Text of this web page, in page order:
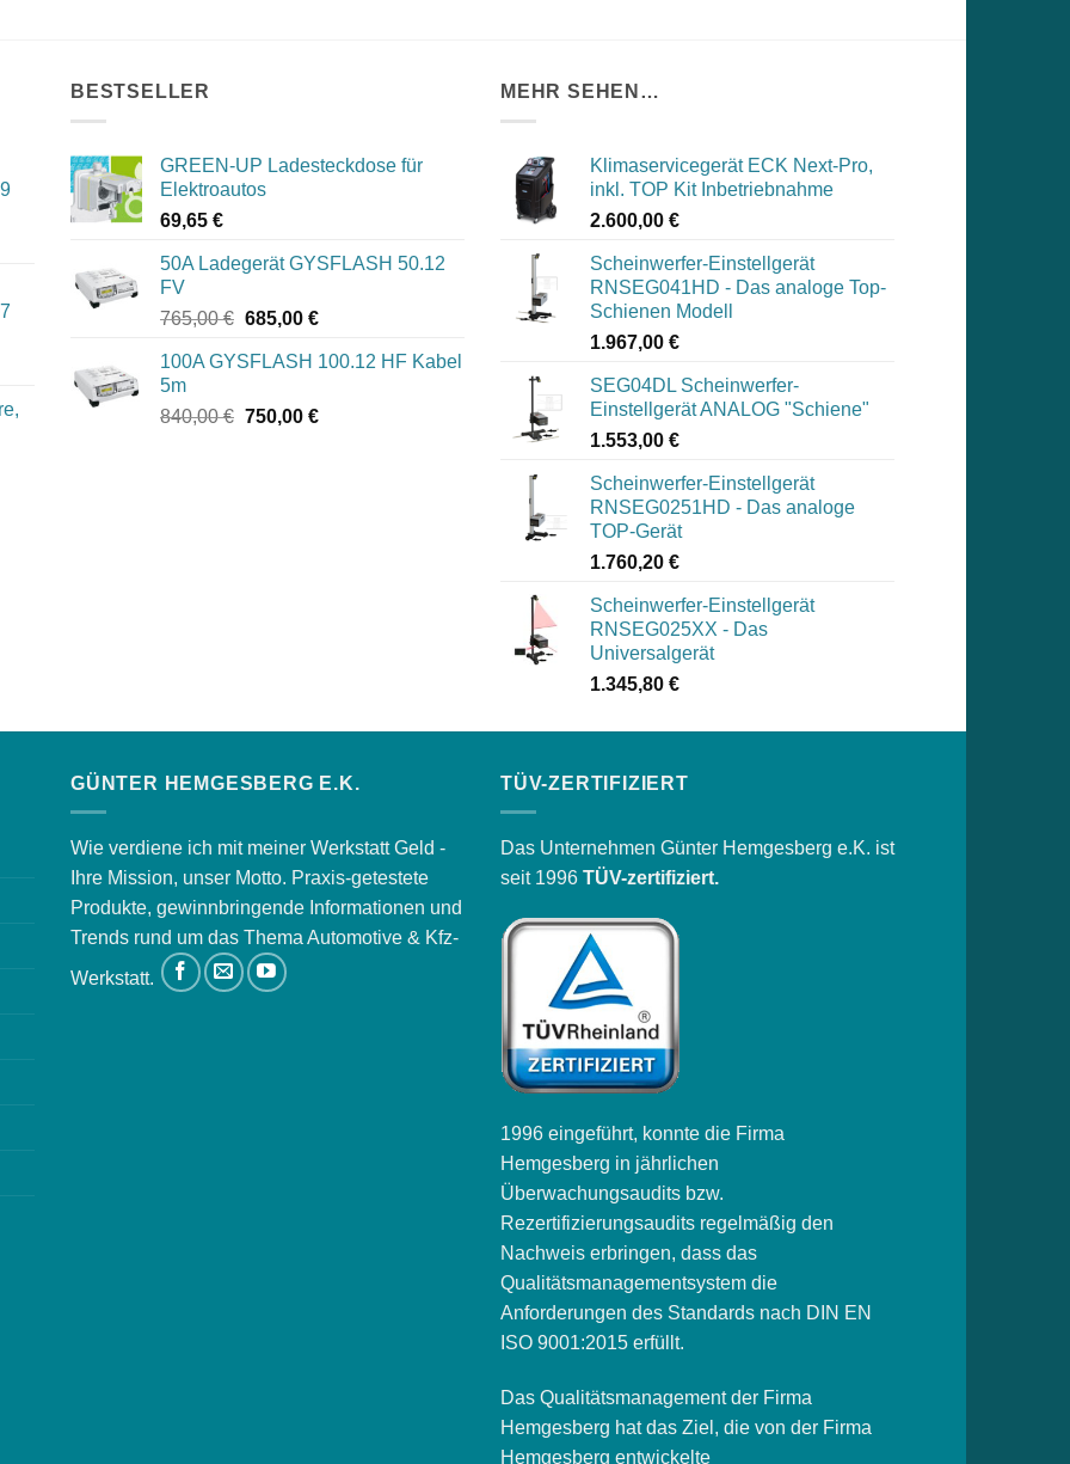
BESTSELLER
GREEN-UP Ladesteckdose für
Elektroautos
69,65 €
50A Ladegerät GYSFLASH 50.12
FV
765,00€ Ursprünglicher
war:
685,00 €Aktueller
ist:
100A GYSFLASH 100.12 HF Kabel
5m
840,00€ Ursprünglicher
750,00 €Aktueller
MEHR SEHEN…
Klimaservicegerät ECK Next-Pro,
inkl. TOP Kit Inbetriebnahme
2.600,00 €
Scheinwerfer-Einstellgerät
RNSEG041HD - Das analoge Top-
Schienen Modell
1.967,00 €
SEG04DL Scheinwerfer-
Einstellgerät ANALOG "Schiene"
1.553,00 €
Scheinwerfer-Einstellgerät
RNSEG0251HD - Das analoge
TOP-Gerät
1.760,20 €
Scheinwerfer-Einstellgerät
RNSEG025XX - Das
Universalgerät
1.345,80 €
GÜNTER HEMGESBERG E.K.
Wie verdiene ich mit meiner Werkstatt Geld -
Ihre Mission, unser Motto. Praxis-getestete
Produkte, gewinnbringende Informationen und
Trends rund um das Thema Automotive & Kfz-
Werkstatt.
TÜV-ZERTIFIZIERT
Das Unternehmen Günter Hemgesberg e.K. ist
seit 1996 TÜV-zertifiziert.
1996 eingeführt, konnte die Firma
Hemgesberg in jährlichen
Überwachungsaudits bzw.
Rezertifizierungsaudits regelmäßig den
Nachweis erbringen, dass das
Qualitätsmanagementsystem die
Anforderungen des Standards nach DIN EN
ISO 9001:2015 erfüllt.
Das Qualitätsmanagement der Firma
Hemgesberg hat das Ziel, die von der Firma
Hemgesberg entwickelte